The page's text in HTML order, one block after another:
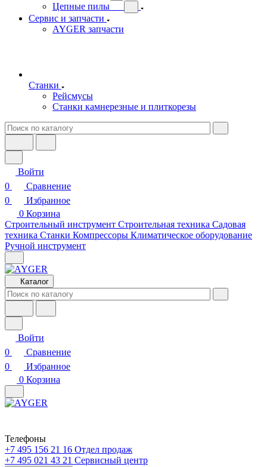
Цепные пилы
Сервис и запчасти
AYGER запчасти
Станки
Рейсмусы
Станки камнерезные и плиткорезы
Войти
0
Сравнение
0
Избранное
0 Корзина
Строительный инструмент Строительная техника Садовая
техника Станки Компрессоры Климатическое оборудование
Ручной инструмент
Каталог
Войти
0
Сравнение
0
Избранное
0 Корзина
Телефоны
+7 495 156 21 16 Отдел продаж
+7 495 021 43 21 Cервисный центр